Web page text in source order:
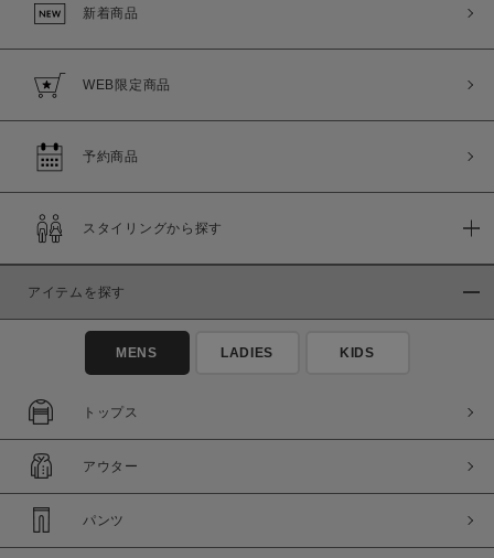
新着商品
WEB限定商品
予約商品
スタイリングから探す
アイテムを探す
MENS LADIES KIDS
トップス
アウター
パンツ